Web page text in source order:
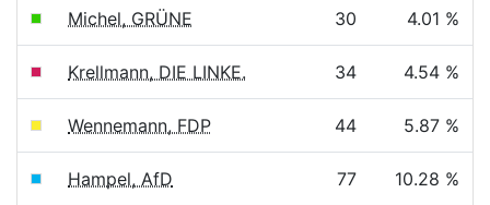
Michel, GRÜNE 30 4.01 %
Krellmann, DIE LINKE. 34 4.54 %
Wennemann, FDP 44 5.87 %
Hampel, AfD 77 10.28 %